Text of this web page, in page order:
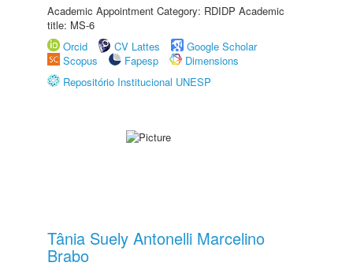
Academic Appointment Category: RDIDP Academic
title: MS-6
Orcid
CV Lattes
Google Scholar
Scopus
Fapesp
Dimensions
Repositório Institucional UNESP
Tânia Suely Antonelli Marcelino
Brabo